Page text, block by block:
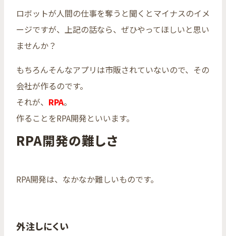
ロボットが人間の仕事を奪うと聞くとマイナスのイメ
ージですが、上記の話なら、ぜひやってほしいと思い
ませんか？
もちろんそんなアプリは市販されていないので、その
会社が作るのです。
それが、 RPA。
作ることをRPA開発といいます。
RPA開発の難しさ
RPA開発は、なかなか難しいものです。
外注しにくい